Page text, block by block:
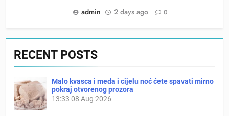
admin
2 days ago 0
RECENT POSTS
Malo kvasca i meda i cijelu noć ćete spavati mirno
pokraj otvorenog prozora
13:33 08 Aug 2026